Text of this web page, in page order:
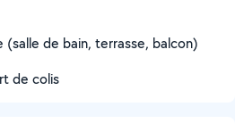
(salle de bain, terrasse, balcon)
de colis